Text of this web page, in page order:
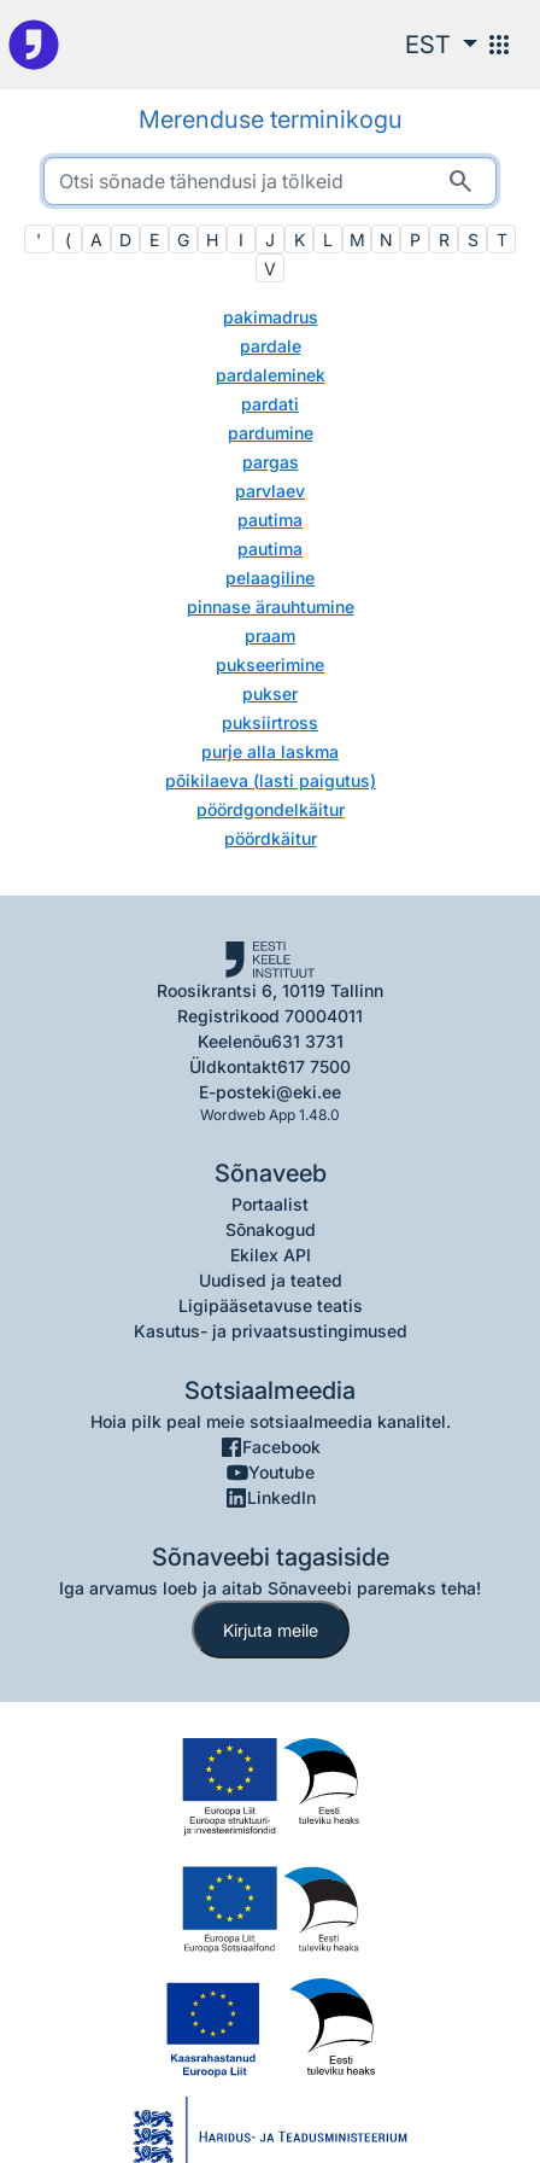
Otsingu juurde
EST apps
Merenduse terminikogu
search
' ( A D E G H I J K L M N P R S
T
V
pakimadrus
pardale
pardaleminek
pardati
pardumine
pargas
parvlaev
pautima
pautima
pelaagiline
pinnase ärauhtumine
praam
pukseerimine
pukser
puksiirtross
purje alla laskma
põikilaeva (lasti paigutus)
pöördgondelkäitur
pöördkäitur
Roosikrantsi 6, 10119 Tallinn
Registrikood 70004011
Keelenõu631 3731
Üldkontakt617 7500
E-posteki@eki.ee
Wordweb App 1.48.0
Sõnaveeb
Portaalist
Sõnakogud
Ekilex API
Uudised ja teated
Ligipääsetavuse teatis
Kasutus- ja privaatsustingimused
Sotsiaalmeedia
Hoia pilk peal meie sotsiaalmeedia kanalitel.
Facebook
Youtube
LinkedIn
Sõnaveebi tagasiside
Iga arvamus loeb ja aitab Sõnaveebi paremaks teha!
Kirjuta meile